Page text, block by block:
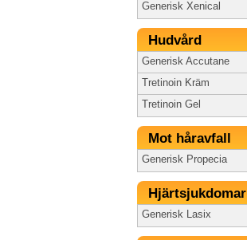
Generisk Xenical
Hudvård
Generisk Accutane
Tretinoin Kräm
Tretinoin Gel
Mot håravfall
Generisk Propecia
Hjärtsjukdomar
Generisk Lasix